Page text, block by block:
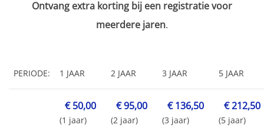
Ontvang extra korting bij een registratie voor
meerdere jaren.
PERIODE: 1 JAAR 2 JAAR 3 JAAR 5 JAAR
€ 50,00
(1 jaar)
€ 95,00
(2 jaar)
€ 136,50
(3 jaar)
€ 212,50
(5 jaar)